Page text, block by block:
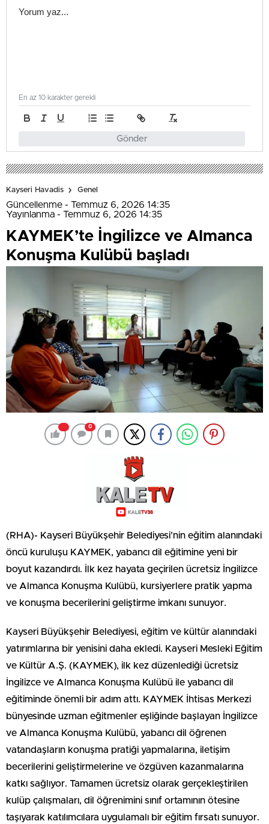
Gönder
En az 10 karakter gerekli
Kayseri Havadis Genel
Güncellenme - Temmuz 6, 2026 14:35
Yayınlanma - Temmuz 6, 2026 14:35
KAYMEK’te İngilizce ve Almanca
Konuşma Kulübü başladı
0
(RHA)- Kayseri Büyükşehir Belediyesi’nin eğitim alanındaki
öncü kuruluşu KAYMEK, yabancı dil eğitimine yeni bir
boyut kazandırdı. İlk kez hayata geçirilen ücretsiz İngilizce
ve Almanca Konuşma Kulübü, kursiyerlere pratik yapma
ve konuşma becerilerini geliştirme imkanı sunuyor.
Kayseri Büyükşehir Belediyesi, eğitim ve kültür alanındaki
yatırımlarına bir yenisini daha ekledi. Kayseri Mesleki Eğitim
ve Kültür A.Ş. (KAYMEK), ilk kez düzenlediği ücretsiz
İngilizce ve Almanca Konuşma Kulübü ile yabancı dil
eğitiminde önemli bir adım attı. KAYMEK İhtisas Merkezi
bünyesinde uzman eğitmenler eşliğinde başlayan İngilizce
ve Almanca Konuşma Kulübü, yabancı dil öğrenen
vatandaşların konuşma pratiği yapmalarına, iletişim
becerilerini geliştirmelerine ve özgüven kazanmalarına
katkı sağlıyor. Tamamen ücretsiz olarak gerçekleştirilen
kulüp çalışmaları, dil öğrenimini sınıf ortamının ötesine
taşıyarak katılımcılara uygulamalı bir eğitim fırsatı sunuyor.